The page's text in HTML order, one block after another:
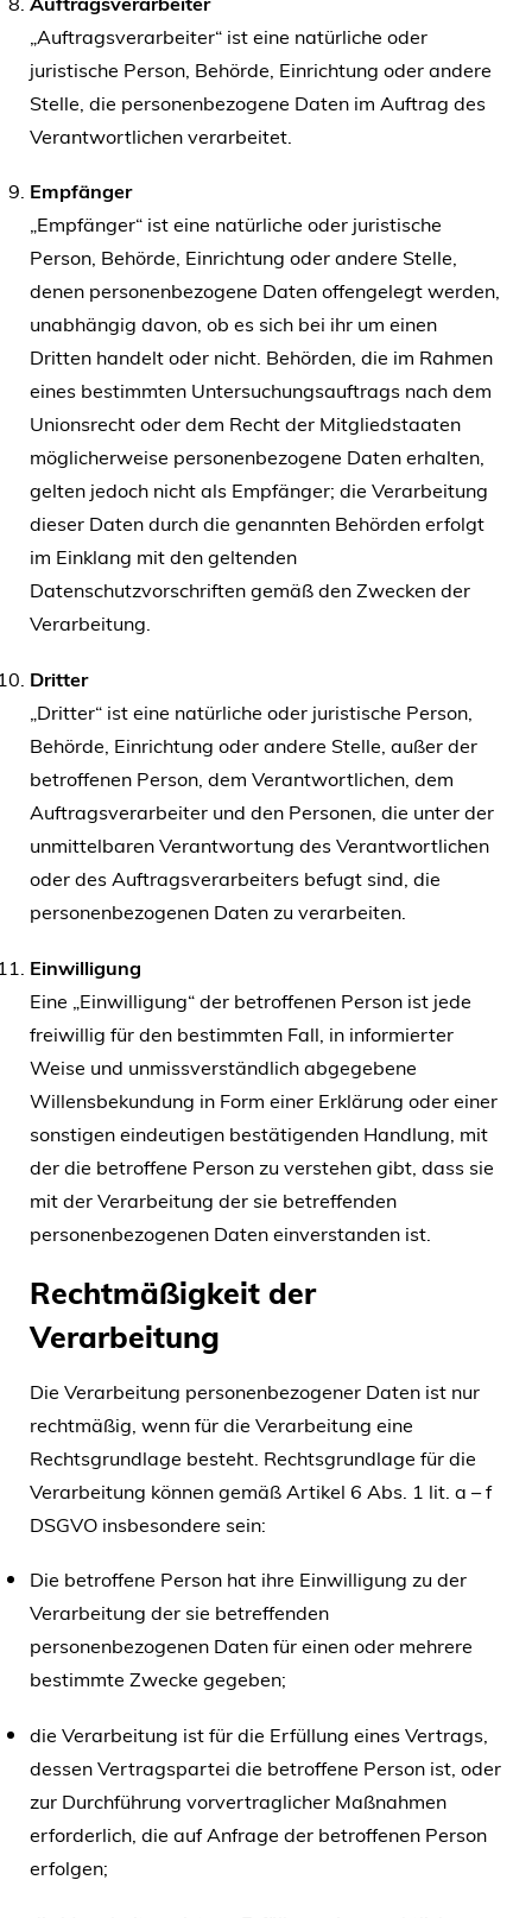
„Auftragsverarbeiter“ ist eine natürliche oder
juristische Person, Behörde, Einrichtung oder andere
Stelle, die personenbezogene Daten im Auftrag des
Verantwortlichen verarbeitet.
Empfänger
„Empfänger“ ist eine natürliche oder juristische
Person, Behörde, Einrichtung oder andere Stelle,
denen personenbezogene Daten offengelegt werden,
unabhängig davon, ob es sich bei ihr um einen
Dritten handelt oder nicht. Behörden, die im Rahmen
eines bestimmten Untersuchungsauftrags nach dem
Unionsrecht oder dem Recht der Mitgliedstaaten
möglicherweise personenbezogene Daten erhalten,
gelten jedoch nicht als Empfänger; die Verarbeitung
dieser Daten durch die genannten Behörden erfolgt
im Einklang mit den geltenden
Datenschutzvorschriften gemäß den Zwecken der
Verarbeitung.
Dritter
„Dritter“ ist eine natürliche oder juristische Person,
Behörde, Einrichtung oder andere Stelle, außer der
betroffenen Person, dem Verantwortlichen, dem
Auftragsverarbeiter und den Personen, die unter der
unmittelbaren Verantwortung des Verantwortlichen
oder des Auftragsverarbeiters befugt sind, die
personenbezogenen Daten zu verarbeiten.
Einwilligung
Eine „Einwilligung“ der betroffenen Person ist jede
freiwillig für den bestimmten Fall, in informierter
Weise und unmissverständlich abgegebene
Willensbekundung in Form einer Erklärung oder einer
sonstigen eindeutigen bestätigenden Handlung, mit
der die betroffene Person zu verstehen gibt, dass sie
mit der Verarbeitung der sie betreffenden
personenbezogenen Daten einverstanden ist.
Rechtmäßigkeit der
Verarbeitung
Die Verarbeitung personenbezogener Daten ist nur
rechtmäßig, wenn für die Verarbeitung eine
Rechtsgrundlage besteht. Rechtsgrundlage für die
Verarbeitung können gemäß Artikel 6 Abs. 1 lit. a – f
DSGVO insbesondere sein:
Die betroffene Person hat ihre Einwilligung zu der
Verarbeitung der sie betreffenden
personenbezogenen Daten für einen oder mehrere
bestimmte Zwecke gegeben;
die Verarbeitung ist für die Erfüllung eines Vertrags,
dessen Vertragspartei die betroffene Person ist, oder
zur Durchführung vorvertraglicher Maßnahmen
erforderlich, die auf Anfrage der betroffenen Person
erfolgen;